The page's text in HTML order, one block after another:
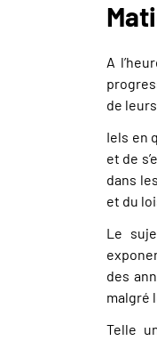
A
de
Iels en
et de
dans
et du
Le
des
malgré
Telle